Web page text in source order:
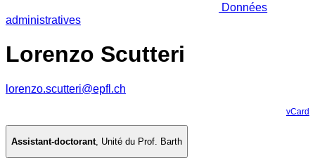
Données
administratives
Lorenzo Scutteri
lorenzo.scutteri@epfl.ch
vCard
Assistant-doctorant, Unité du Prof. Barth